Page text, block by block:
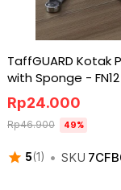
TaffGUARD Kotak
with Sponge - FN12
5(1 ) • SKU
Rp24.000
Rp46.900 49%